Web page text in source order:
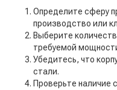
Определите сферу
производство или
Выберите
требуемой
Убедитесь, что
стали.
Проверьте наличие